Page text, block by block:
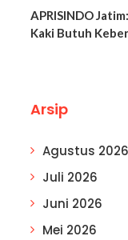
APRISINDO
Kaki Butuh
Arsip
Agustus 2026
Juli 2026
Juni 2026
Mei 2026